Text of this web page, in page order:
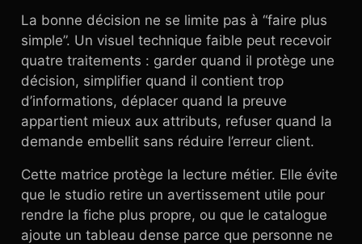
La bonne décision ne se limite pas à “faire plus
simple”. Un visuel technique faible peut recevoir
quatre traitements : garder quand il protège une
décision, simplifier quand il contient trop
d’informations, déplacer quand la preuve
appartient mieux aux attributs, refuser quand la
demande embellit sans réduire l’erreur client.
Cette matrice protège la lecture métier. Elle évite
que le studio retire un avertissement utile pour
rendre la fiche plus propre, ou que le catalogue
ajoute un tableau dense parce que personne ne